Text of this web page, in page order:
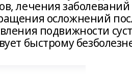
лечения
осложнений
подвижности
быстрому